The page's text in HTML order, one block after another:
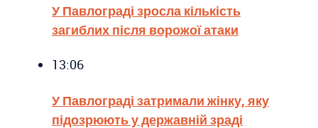
У Павлограді зросла кількість
загиблих після ворожої атаки
13:06
У Павлограді затримали жінку, яку
підозрюють у державній зраді